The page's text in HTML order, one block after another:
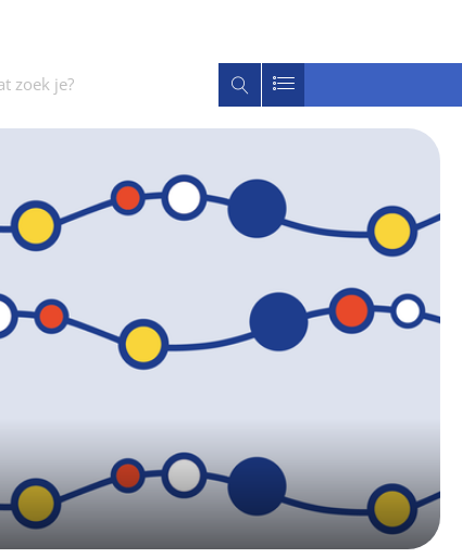
Wat
zoek
je?
Zoeken